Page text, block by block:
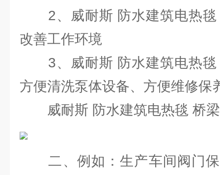
2、威耐斯 防水建筑电热毯
改善工作环境
3、威耐斯 防水建筑电热毯
方便清洗泵体设备、方便维修保
威耐斯 防水建筑电热毯 桥梁
二、例如：生产车间阀门保